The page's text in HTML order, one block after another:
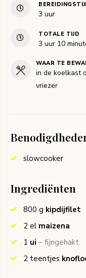
3 uur
uur
TOTALE TIJD
3 uur
uur 10
WAAR TE
in de koelkast
vriezer
slowcooker
Ingrediënten
800 g kipdijfilet
2 el maizena
1 ui – fijngehakt
2 teentjes